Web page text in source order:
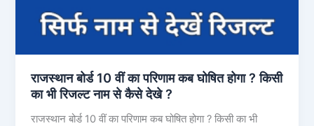
राजस्थान बोर्ड 10 वीं का परिणाम कब घोषित होगा ? किसी
का भी रिजल्ट नाम से कैसे देखे ?
राजस्थान बोर्ड 10 वीं का परिणाम कब घोषित होगा ? किसी का भी